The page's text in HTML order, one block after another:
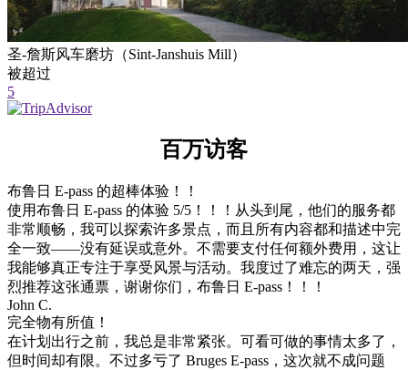
圣-詹斯风车磨坊（Sint-Janshuis Mill）
被超过
5
百万访客
布鲁日 E-pass 的超棒体验！！
使用布鲁日 E-pass 的体验 5/5！！！从头到尾，他们的服务都
非常顺畅，我可以探索许多景点，而且所有内容都和描述中完
全一致——没有延误或意外。不需要支付任何额外费用，这让
我能够真正专注于享受风景与活动。我度过了难忘的两天，强
烈推荐这张通票，谢谢你们，布鲁日 E-pass！！！
John C.
完全物有所值！
在计划出行之前，我总是非常紧张。可看可做的事情太多了，
但时间却有限。不过多亏了 Bruges E-pass，这次就不成问题